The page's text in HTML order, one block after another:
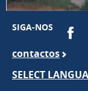
SIGA-NOS
contactos
SELECT